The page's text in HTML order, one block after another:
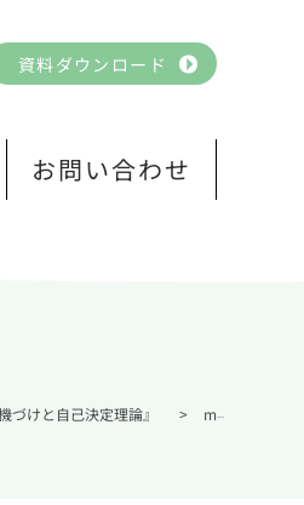
資料ダウンロード
お問い合わせ
づけと自己決定理論』 > motivation01